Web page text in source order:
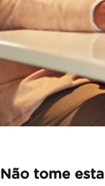
Não tome